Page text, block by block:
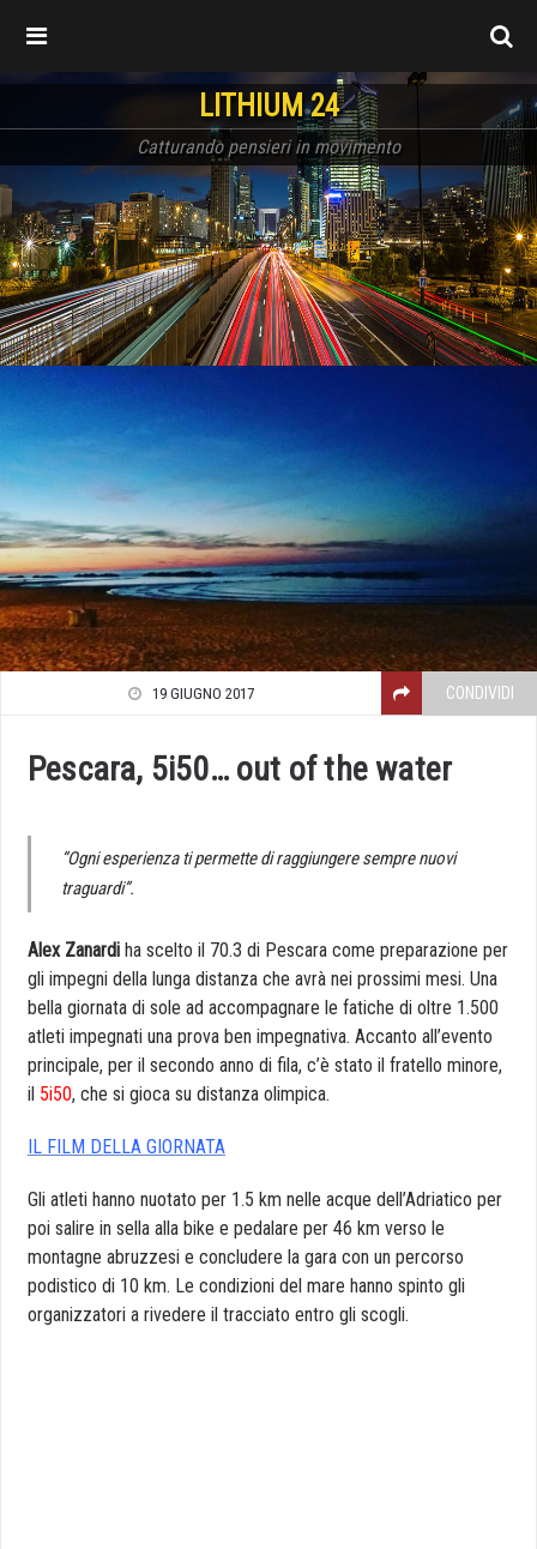
LITHIUM 24
Catturando pensieri in movimento
19 GIUGNO 2017 CONDIVIDI
Pescara, 5i50… out of the water
“Ogni esperienza ti permette di raggiungere sempre nuovi
traguardi”.
Alex Zanardi ha scelto il 70.3 di Pescara come preparazione per
gli impegni della lunga distanza che avrà nei prossimi mesi. Una
bella giornata di sole ad accompagnare le fatiche di oltre 1.500
atleti impegnati una prova ben impegnativa. Accanto all’evento
principale, per il secondo anno di fila, c’è stato il fratello minore,
il 5i50, che si gioca su distanza olimpica.
IL FILM DELLA GIORNATA
Gli atleti hanno nuotato per 1.5 km nelle acque dell’Adriatico per
poi salire in sella alla bike e pedalare per 46 km verso le
montagne abruzzesi e concludere la gara con un percorso
podistico di 10 km. Le condizioni del mare hanno spinto gli
organizzatori a rivedere il tracciato entro gli scogli.